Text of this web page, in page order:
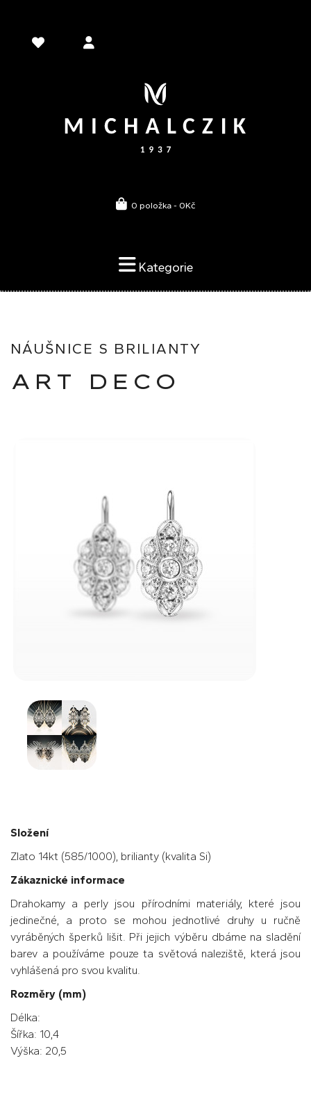
0 položka - 0Kč
Kategorie
NÁUŠNICE S BRILIANTY
ART DECO
Složení
Zlato 14kt (585/1000), brilianty (kvalita Si)
Zákaznické informace
Drahokamy a perly jsou přírodními materiály, které jsou
jedinečné, a proto se mohou jednotlivé druhy u ručně
vyráběných šperků lišit. Při jejich výběru dbáme na sladění
barev a používáme pouze ta světová naleziště, která jsou
vyhlášená pro svou kvalitu.
Rozměry (mm)
Délka:
Šířka: 10,4
Výška: 20,5